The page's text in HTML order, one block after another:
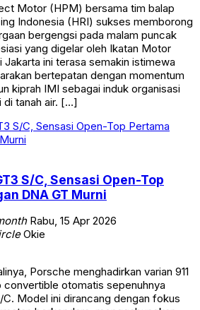
Motor (HPM) bersama tim balap
Indonesia (HRI) sukses memborong
bergengsi pada malam puncak
yang digelar oleh Ikatan Motor
Jakarta ini terasa semakin istimewa
bertepatan dengan momentum
kiprah IMI sebagai induk organisasi
tanah air. […]
S/C, Sensasi Open-Top
DNA GT Murni
Rabu, 15 Apr 2026
Okie
Porsche menghadirkan varian 911
convertible otomatis sepenuhnya
C. Model ini dirancang dengan fokus